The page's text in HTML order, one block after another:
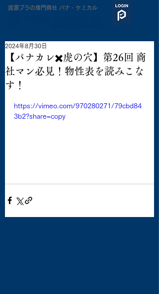
​資源プラの専門商社 パナ・ケミカル
【パナカレ✖️虎の穴】第26回 商
社マン必見！物性表を読みこな
す！
2024年8月30日
https://vimeo.com/970280271/79cbd84
3b2?share=copy